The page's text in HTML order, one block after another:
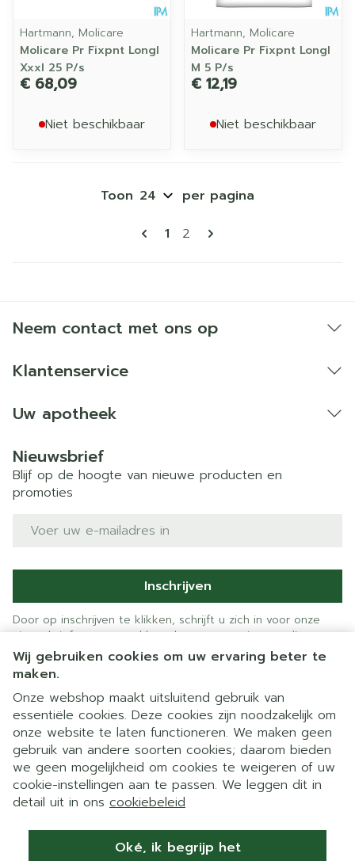
Wij gebruiken cookies om uw ervaring beter te
maken.
Onze webshop maakt uitsluitend gebruik van
essentiële cookies. Deze cookies zijn noodzakelijk om
onze website te laten functioneren. We maken geen
gebruik van andere soorten cookies; daarom bieden
we geen mogelijkheid om cookies te weigeren of uw
cookie-instellingen aan te passen. We leggen dit in
detail uit in ons cookiebeleid
Oké, ik begrijp het
Hartmann, Molicare
Molicare Pr Fixpnt Longl
Xxxl 25 P/s
€ 68,09
Niet beschikbaar
Hartmann, Molicare
Molicare Pr Fixpnt Longl
M 5 P/s
€ 12,19
Niet beschikbaar
Pagina's
U lees momenteel pagina
1 Pagina
2
Toon per pagina
Neem contact met ons op
Klantenservice
Uw apotheek
Nieuwsbrief
Blijf op de hoogte van nieuwe producten en
promoties
E-mail adres
Inschrijven
Door op inschrijven te klikken, schrijft u zich in voor onze
nieuwsbrief en gaat u akkoord met onzeprivacy policy.
Juridische links